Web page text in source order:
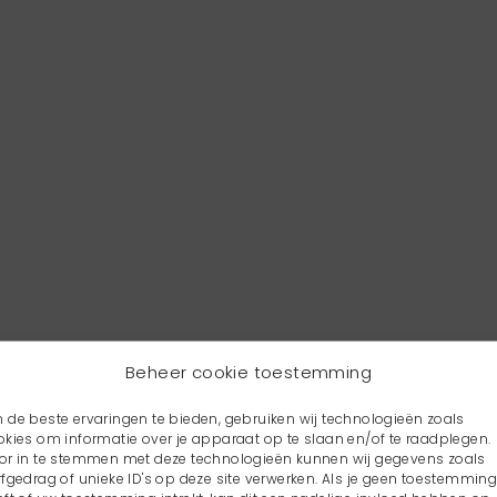
Beheer cookie toestemming
de beste ervaringen te bieden, gebruiken wij technologieën zoals
om informatie over je apparaat op te slaan en/of te raadplegen.
in te stemmen met deze technologieën kunnen wij gegevens zoals
of unieke ID's op deze site verwerken. Als je geen toestemming